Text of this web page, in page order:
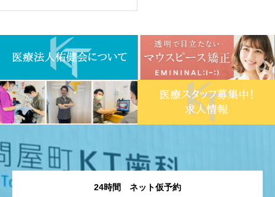
24時間 ネット仮予約